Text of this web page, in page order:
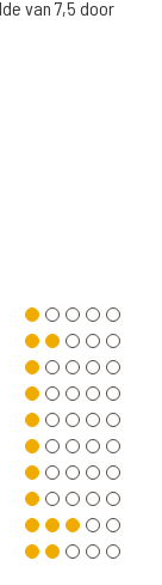
van 7,5 door